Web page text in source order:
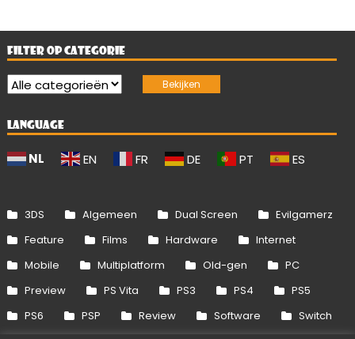
FILTER OP CATEGORIE
LANGUAGE
NL EN FR DE PT ES
3DS Algemeen Dual Screen
Evilgamerz
Feature
Films Hardware
Internet
Mobile
Multiplatform Old-gen
PC
Preview
PS Vita PS3 PS4
PS5
PS6
PSP Review Software
Switch